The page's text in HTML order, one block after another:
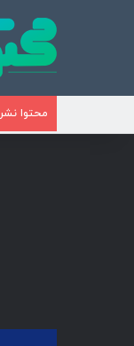
محتوا نشر